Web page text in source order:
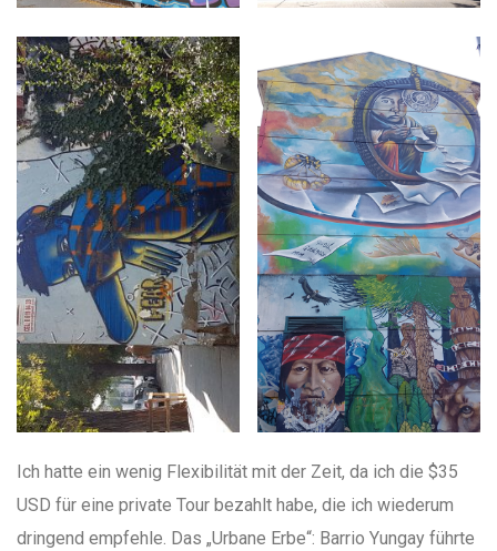
Ich hatte ein wenig Flexibilität mit der Zeit, da ich die $35
USD für eine private Tour bezahlt habe, die ich wiederum
dringend empfehle. Das „Urbane Erbe“: Barrio Yungay führte